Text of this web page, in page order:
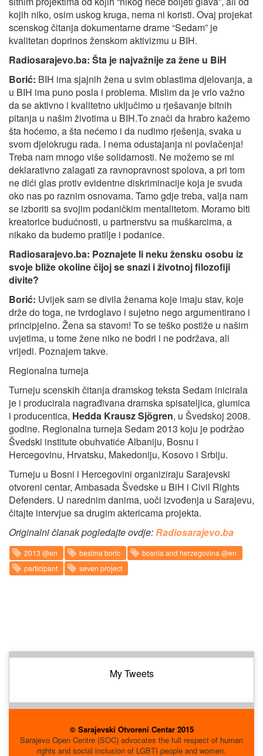
kojih niko, osim uskog kruga, nema ni koristi. Ovaj projekat
scenskog čitanja dokumentarne drame “Sedam” je
kvalitetan doprinos ženskom aktivizmu u BIH.
Radiosarajevo.ba: Šta je najvažnije za žene u BiH
Borić: BIH ima sjajnih žena u svim oblastima djelovanja, a
u BIH ima puno posla i problema. Mislim da je vrlo važno
da se aktivno i kvalitetno uključimo u rješavanje bitnih
pitanja u našim životima u BIH.To znači da hrabro kažemo
šta hoćemo, a šta nećemo i da nudimo rješenja, svaka u
svom djelokrugu rada. I nema odustajanja ni povlačenja!
Treba nam mnogo više solidarnosti. Ne možemo se mi
deklarativno zalagati za ravnopravnost spolova, a pri tom
ne dići glas protiv evidentne diskriminacije koja je svuda
oko nas po raznim osnovama. Tamo gdje treba, valja nam
se izboriti sa svojim podaničkim mentalitetom. Moramo biti
kreatorice budućnosti, u partnerstvu sa muškarcima, a
nikako da budemo pratilje i podanice.
Radiosarajevo.ba: Poznajete li neku žensku osobu iz
svoje bliže okoline čijoj se snazi i životnoj filozofiji
divite?
Borić: Uvijek sam se divila ženama koje imaju stav, koje
drže do toga, ne tvrdoglavo i sujetno nego argumentirano i
principjelno. Žena sa stavom! To se teško postiže u našim
uvjetima, u tome žene niko ne bodri i ne podržava, ali
vrijedi. Poznajem takve.
Regionalna turneja
Turneju scenskih čitanja dramskog teksta Sedam inicirala
je i producirala nagrađivana dramska spisateljica, glumica
i producentica, Hedda Krausz Sjögren, u Švedskoj 2008.
godine. Regionalna turneja Sedam 2013 koju je podržao
Švedski institute obuhvatiće Albaniju, Bosnu i
Hercegovinu, Hrvatsku, Makedoniju, Kosovo i Srbiju.
Turneju u Bosni i Hercegovini organiziraju Sarajevski
otvoreni centar, Ambasada Švedske u BiH i Civil Rights
Defenders. U narednim danima, uoči izvođenja u Sarajevu,
čitajte intervjue sa drugim aktericama projekta.
Originalni članak pogledajte ovdje:Radiosarajevo.ba
2013 @en besima boric
bosnia and herzegovina @en
participant
seven project
My Tweets
© Sarajevski Otvoreni Centar 2015
Sarajevo Open Centre (SOC) advocates the full respect of human
rights and social inclusion of LGBTI people and women.